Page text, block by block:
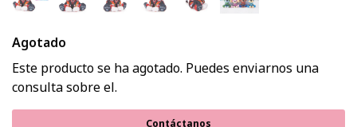
Agotado
Este producto se ha agotado. Puedes enviarnos una
consulta sobre el.
Contáctanos